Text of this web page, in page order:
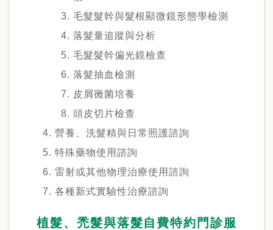
毛髮髮幹與髮根顯微鏡形態學檢測
落髮量追蹤與分析
毛髮髮幹偏光鏡檢查
落髮抽血檢測
皮屑黴菌培養
頭皮切片檢查
營養、洗髮精與日常照護諮詢
特殊藥物使用諮詢
雷射或其他物理治療使用諮詢
各種新式實驗性治療諮詢
植髮、禿髮與落髮自費特約門診服